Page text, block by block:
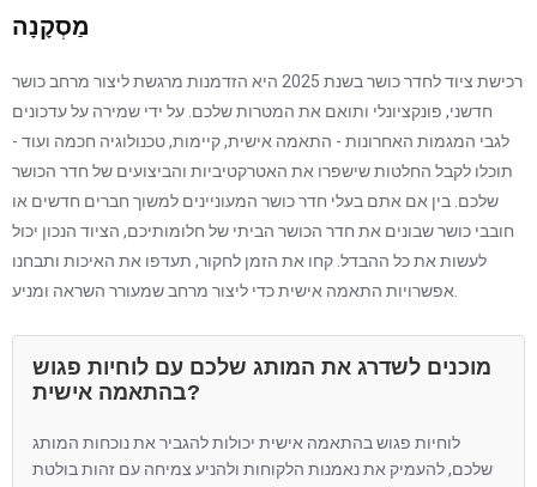
מַסְקָנָה
רכישת ציוד לחדר כושר בשנת 2025 היא הזדמנות מרגשת ליצור מרחב כושר
חדשני, פונקציונלי ותואם את המטרות שלכם. על ידי שמירה על עדכונים
לגבי המגמות האחרונות - התאמה אישית, קיימות, טכנולוגיה חכמה ועוד -
תוכלו לקבל החלטות שישפרו את האטרקטיביות והביצועים של חדר הכושר
שלכם. בין אם אתם בעלי חדר כושר המעוניינים למשוך חברים חדשים או
חובבי כושר שבונים את חדר הכושר הביתי של חלומותיכם, הציוד הנכון יכול
לעשות את כל ההבדל. קחו את הזמן לחקור, תעדפו את האיכות ותבחנו
מוכנים לשדרג את המותג שלכם עם לוחיות פגוש
בהתאמה אישית?
לוחיות פגוש בהתאמה אישית יכולות להגביר את נוכחות המותג
שלכם, להעמיק את נאמנות הלקוחות ולהניע צמיחה עם זהות בולטת